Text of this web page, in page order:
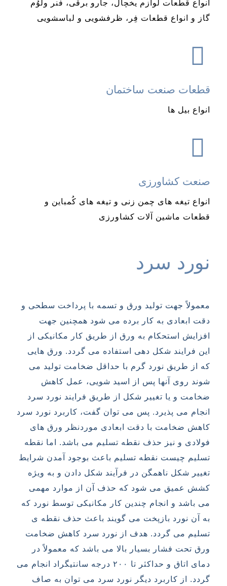
انواع قطعات لوازم یخچال، جارو برقی، فنر ولوُم
گاز و انواع قطعات فِر، ظرفشویی و لباسشویی
قطعات صنعت ساختمان
انواع بیل ها
صنعت کشاورزی
انواع تیغه های چمن زنی و تیغه های کُمباین و
قطعات ماشین آلات کشاورزی
نورد سرد
معمولاً جهت تولید ورق و تسمه با پرداخت سطحی و
دقت ابعادی به کار برده می شود همچنین جهت
افزایش استحکام به ورق از طریق کار مکانیکی از
این فرایند شکل دهی استفاده می گردد. ورق هایی
که از طریق نورد گرم با حداقل ضخامت تولید می
شوند روی آنها پس از اسید شویی، عمل کاهش
ضخامت و یا تغییر شکل از طریق فرایند نورد سرد
انجام می پذیرد. پس می توان گفت، کاربرد نورد سرد
کاهش ضخامت با دقت ابعادی موردنظر ورق های
فولادی و نیز حذف نقطه تسلیم می باشد. اما نقطه
تسلیم چیست نقطه تسلیم باعث بوجود آمدن شرایط
تغییر شکل ناهمگن در فرآیند شکل دادن و به ویژه
کشش عمیق می شود که حذف آن از موارد مهمی
می باشد و انجام چندین کار مکانیکی توسط نورد که
به آن نورد بازپخت می گویند باعث حذف نقطه ی
تسلیم می گردد. هدف از نورد سرد کاهش ضخامت
ورق تحت فشار بسیار بالا می باشد که معمولاً در
دمای اتاق و حداکثر تا ۲۰۰ درجه سانتیگراد انجام می
گردد. از کاربرد دیگر نورد سرد می توان به صاف